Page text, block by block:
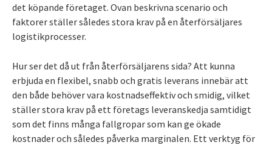
det köpande företaget. Ovan beskrivna scenario och
faktorer ställer således stora krav på en återförsäljares
logistikprocesser.
Hur ser det då ut från återförsäljarens sida? Att kunna
erbjuda en flexibel, snabb och gratis leverans innebär att
den både behöver vara kostnadseffektiv och smidig, vilket
ställer stora krav på ett företags leveranskedja samtidigt
som det finns många fallgropar som kan ge ökade
kostnader och således påverka marginalen. Ett verktyg för